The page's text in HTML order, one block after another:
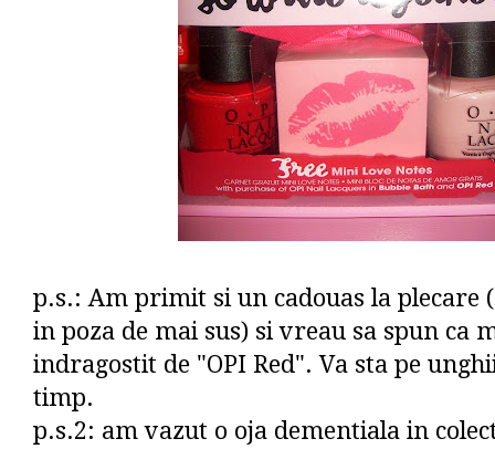
p.s.: Am primit si un cadouas la plecare
in poza de mai sus) si vreau sa spun ca
indragostit de "OPI Red". Va sta pe
timp.
p.s.2: am vazut o oja dementiala in